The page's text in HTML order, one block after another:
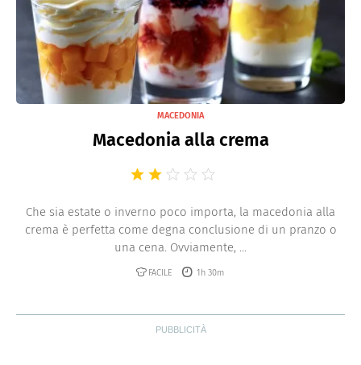
MACEDONIA
Macedonia alla crema
Che sia estate o inverno poco importa, la macedonia alla
crema è perfetta come degna conclusione di un pranzo o
una cena. Ovviamente, ...
FACILE 1h 30m